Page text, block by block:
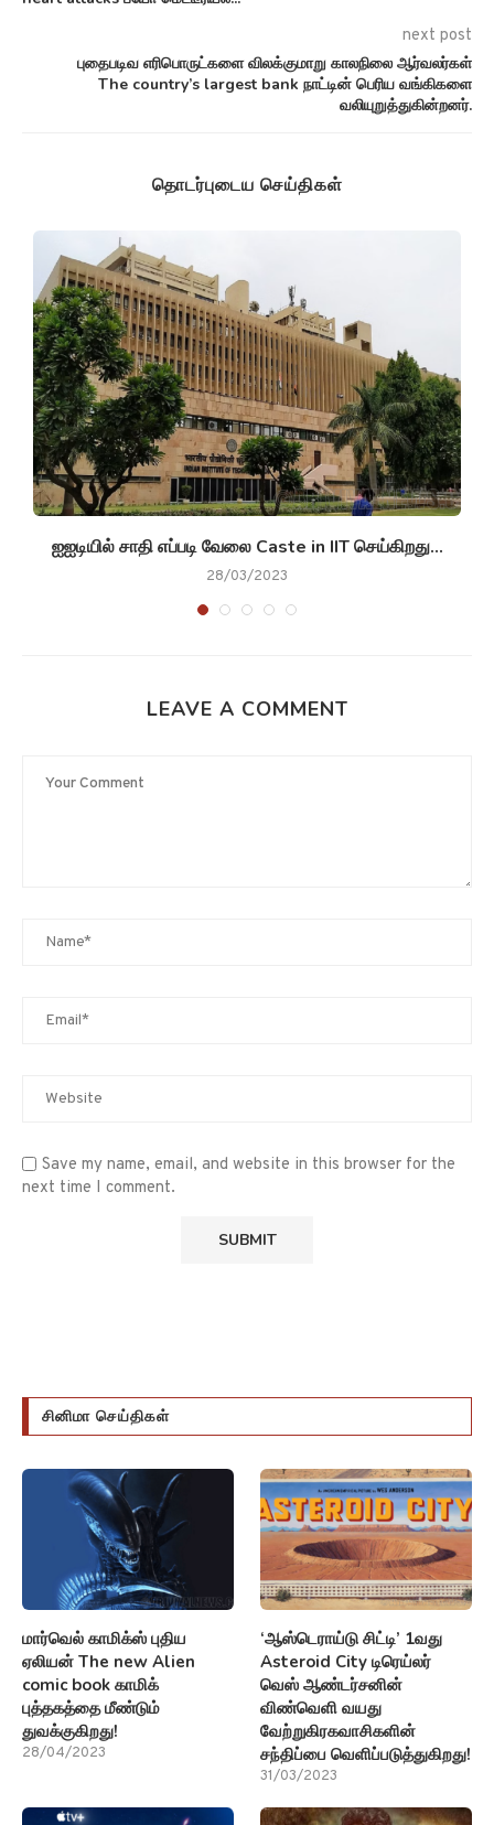
next post
புதைபடிவ எரிபொருட்களை விலக்குமாறு காலநிலை ஆர்வலர்கள்
The country’s largest bank நாட்டின் பெரிய வங்கிகளை
வலியுறுத்துகின்றனர்.
தொடர்புடைய செய்திகள்
ஐஐடியில் சாதி எப்படி வேலை Caste in IIT செய்கிறது...
28/03/2023
LEAVE A COMMENT
Save my name, email, and website in this browser for the
next time I comment.
சினிமா செய்திகள்
மார்வெல் காமிக்ஸ் புதிய
ஏலியன் The new Alien
comic book காமிக்
புத்தகத்தை மீண்டும்
துவக்குகிறது!
28/04/2023
‘ஆஸ்டெராய்டு சிட்டி’ 1வது
Asteroid City டிரெய்லர்
வெஸ் ஆண்டர்சனின்
விண்வெளி வயது
வேற்றுகிரகவாசிகளின்
சந்திப்பை வெளிப்படுத்துகிறது!
31/03/2023